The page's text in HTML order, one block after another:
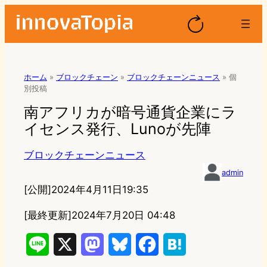
ホーム » ブロックチェーン » ブロックチェーンニュース » 個
別投稿
南アフリカが暗号通貨企業にラ
イセンス発行、Lunoが先陣
ブロックチェーンニュース
admin
[公開]2024年4月11日19:35
[最終更新]2024年7月20日 04:48